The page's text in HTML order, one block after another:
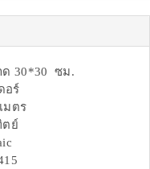
ด 30*30 ซม.
อร์
มตร
ตย์